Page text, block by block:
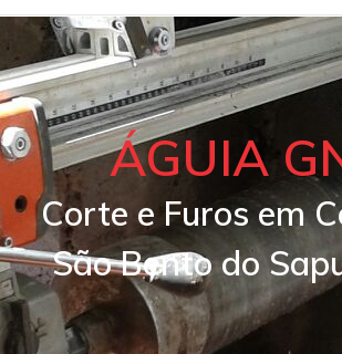
ÁGUIA
Corte e Furos em
São Bento do